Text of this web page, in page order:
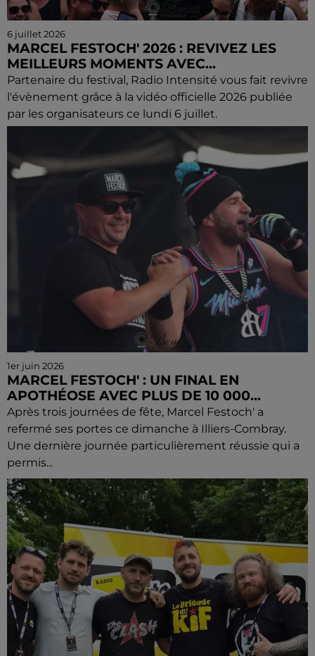
6 juillet 2026
MARCEL FESTOCH' 2026 : REVIVEZ LES
MEILLEURS MOMENTS AVEC...
Partenaire du festival, Radio Intensité vous fait revivre
l'évènement grâce à la vidéo officielle 2026 publiée
par les organisateurs ce lundi 6 juillet.
1er juin 2026
MARCEL FESTOCH' : UN FINAL EN
APOTHÉOSE AVEC PLUS DE 10 000...
Après trois journées de fête, Marcel Festoch' a
refermé ses portes ce dimanche à Illiers-Combray.
Une dernière journée particulièrement réussie qui a
permis...